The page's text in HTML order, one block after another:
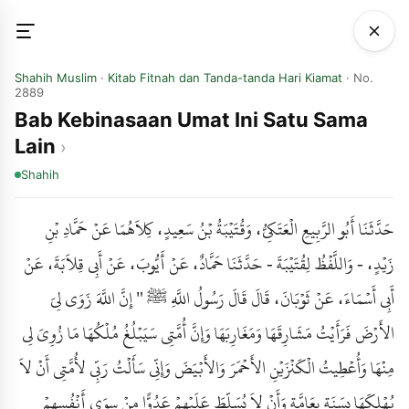
Shahih Muslim · Kitab Fitnah dan Tanda-tanda Hari Kiamat · No.
2889
Bab Kebinasaan Umat Ini Satu Sama
Lain
Shahih
حَدَّثَنَا أَبُو الرَّبِيعِ الْعَتَكِيُّ، وَقُتَيْبَةُ بْنُ سَعِيدٍ، كِلاَهُمَا عَنْ حَمَّادِ بْنِ
زَيْدٍ، - وَاللَّفْظُ لِقُتَيْبَةَ - حَدَّثَنَا حَمَّادٌ، عَنْ أَيُّوبَ، عَنْ أَبِي قِلاَبَةَ، عَنْ
أَبِي أَسْمَاءَ، عَنْ ثَوْبَانَ، قَالَ قَالَ رَسُولُ اللَّهِ ﷺ " إِنَّ اللَّهَ زَوَى لِيَ
الأَرْضَ فَرَأَيْتُ مَشَارِقَهَا وَمَغَارِبَهَا وَإِنَّ أُمَّتِي سَيَبْلُغُ مُلْكُهَا مَا زُوِيَ لِي
مِنْهَا وَأُعْطِيتُ الْكَنْزَيْنِ الأَحْمَرَ وَالأَبْيَضَ وَإِنِّي سَأَلْتُ رَبِّي لأُمَّتِي أَنْ لاَ